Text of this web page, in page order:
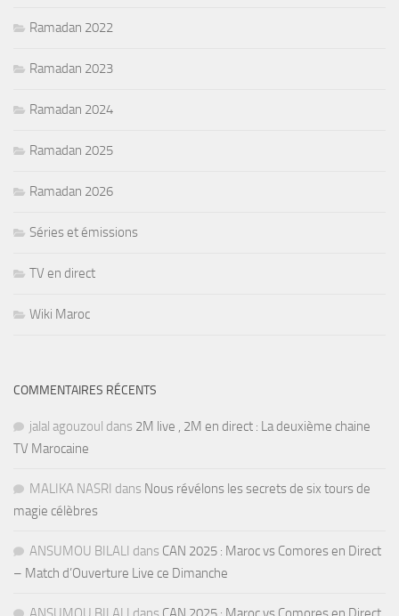
Ramadan 2022
Ramadan 2023
Ramadan 2024
Ramadan 2025
Ramadan 2026
Séries et émissions
TV en direct
Wiki Maroc
COMMENTAIRES RÉCENTS
jalal agouzoul dans 2M live , 2M en direct : La deuxième chaine
TV Marocaine
MALIKA NASRI dans Nous révélons les secrets de six tours de
magie célèbres
ANSUMOU BILALI dans CAN 2025 : Maroc vs Comores en Direct
– Match d’Ouverture Live ce Dimanche